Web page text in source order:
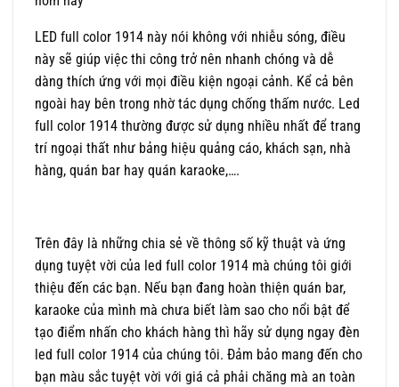
LED full color 1914 này nói không với nhiễu sóng, điều
này sẽ giúp việc thi công trở nên nhanh chóng và dễ
dàng thích ứng với mọi điều kiện ngoại cảnh. Kể cả bên
ngoài hay bên trong nhờ tác dụng chống thấm nước. Led
full color 1914 thường được sử dụng nhiều nhất để trang
trí ngoại thất như bảng hiệu quảng cáo, khách sạn, nhà
hàng, quán bar hay quán karaoke,….
Trên đây là những chia sẻ về thông số kỹ thuật và ứng
dụng tuyệt vời của led full color 1914 mà chúng tôi giới
thiệu đến các bạn. Nếu bạn đang hoàn thiện quán bar,
karaoke của mình mà chưa biết làm sao cho nổi bật để
tạo điểm nhấn cho khách hàng thì hãy sử dụng ngay đèn
led full color 1914 của chúng tôi. Đảm bảo mang đến cho
bạn màu sắc tuyệt vời với giá cả phải chăng mà an toàn